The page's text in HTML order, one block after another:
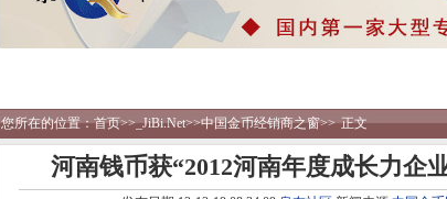
您所在的位置：首页>>_JiBi.Net>>中国金币经销商之窗>> 正文
河南钱币获“2012河南年度成长力企